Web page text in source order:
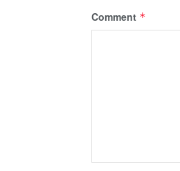
Comment *